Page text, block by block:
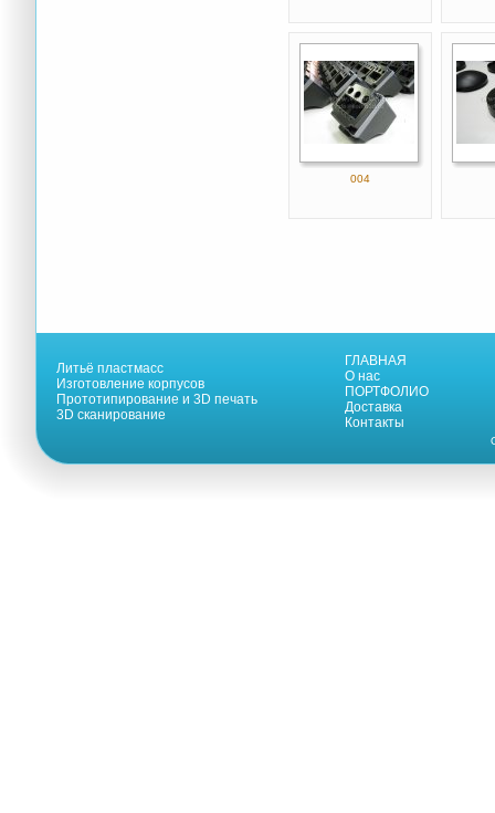
004
Литьё пластмасс
Изготовление корпусов
Прототипирование и 3D печать
3D сканирование
ГЛАВНАЯ
О нас
ПОРТФОЛИО
Доставка
Контакты